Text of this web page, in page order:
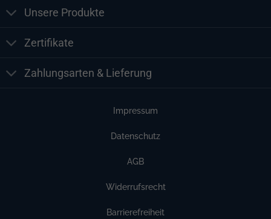
Unsere Produkte
Zertifikate
Zahlungsarten & Lieferung
Impressum
Datenschutz
AGB
Widerrufsrecht
Barrierefreiheit